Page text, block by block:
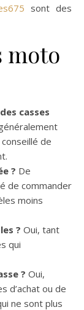
sont des
moto
casses
de
? De
de commander
moins
? Oui, tant
qui
? Oui,
d’achat ou de
ne sont plus